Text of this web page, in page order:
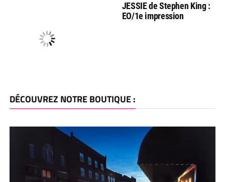
JESSIE de Stephen King :
EO/1e impression
DÉCOUVREZ NOTRE BOUTIQUE :